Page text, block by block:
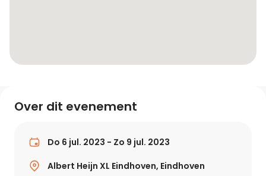
Over dit evenement
Do 6 jul. 2023 - Zo 9 jul. 2023
Albert Heijn XL Eindhoven, Eindhoven